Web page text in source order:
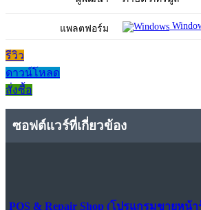
แพลตฟอร์ม
รีวิว
ดาวน์โหลด
สั่งซื้อ
ซอฟต์แวร์ที่เกี่ยวข้อง
POS & Repair Shop (โปรแกรมขายหน้